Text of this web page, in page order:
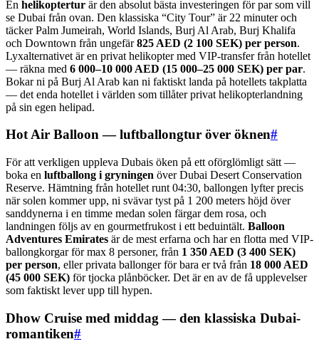
En helikoptertur är den absolut bästa investeringen för par som vill
se Dubai från ovan. Den klassiska “City Tour” är 22 minuter och
täcker Palm Jumeirah, World Islands, Burj Al Arab, Burj Khalifa
och Downtown från ungefär825 AED (2 100 SEK) per person.
Lyxalternativet är en privat helikopter med VIP-transfer från hotellet
— räkna med 6 000–10 000 AED (15 000–25 000 SEK) per par.
Bokar ni på Burj Al Arab kan ni faktiskt landa på hotellets takplatta
— det enda hotellet i världen som tillåter privat helikopterlandning
på sin egen helipad.
Hot Air Balloon — luftballongtur över öknen#
För att verkligen uppleva Dubais öken på ett oförglömligt sätt —
boka en luftballong i gryningen över Dubai Desert Conservation
Reserve. Hämtning från hotellet runt 04:30, ballongen lyfter precis
när solen kommer upp, ni svävar tyst på 1 200 meters höjd över
sanddynerna i en timme medan solen färgar dem rosa, och
landningen följs av en gourmetfrukost i ett beduintält. Balloon
Adventures Emirates är de mest erfarna och har en flotta med VIP-
ballongkorgar för max 8 personer, från 1 350 AED (3 400 SEK)
per person, eller privata ballonger för bara er två från 18 000 AED
(45 000 SEK) för tjocka plånböcker. Det är en av de få upplevelser
som faktiskt lever upp till hypen.
Dhow Cruise med middag — den klassiska Dubai-
romantiken#